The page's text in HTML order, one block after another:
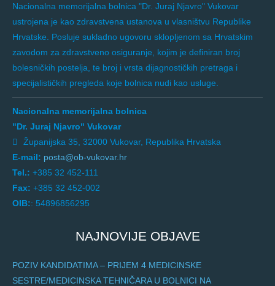
Nacionalna memorijalna bolnica "Dr. Juraj Njavro" Vukovar
ustrojena je kao zdravstvena ustanova u vlasništvu Republike
Hrvatske. Posluje sukladno ugovoru sklopljenom sa Hrvatskim
zavodom za zdravstveno osiguranje, kojim je definiran broj
bolesničkih postelja, te broj i vrsta dijagnostičkih pretraga i
specijalističkih pregleda koje bolnica nudi kao usluge.
Nacionalna memorijalna bolnica
"Dr. Juraj Njavro" Vukovar
Županijska 35, 32000 Vukovar, Republika Hrvatska
E-mail: posta@ob-vukovar.hr
Tel.: +385 32 452-111
Fax: +385 32 452-002
OIB:: 54896856295
NAJNOVIJE OBJAVE
POZIV KANDIDATIMA – PRIJEM 4 MEDICINSKE
SESTRE/MEDICINSKA TEHNIČARA U BOLNICI NA